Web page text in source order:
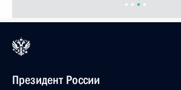
Президент России